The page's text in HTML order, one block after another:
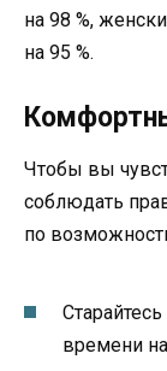
на 98 %,
на 95 %.
Чтобы вы
соблюдать
по
времени